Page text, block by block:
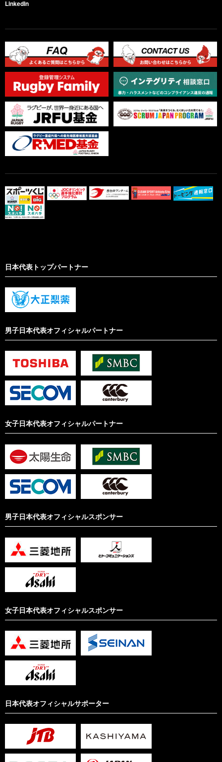
LinkedIn
日本代表トップパートナー
男子日本代表オフィシャルパートナー
女子日本代表オフィシャルパートナー
男子日本代表オフィシャルスポンサー
女子日本代表オフィシャルスポンサー
日本代表オフィシャルサポーター